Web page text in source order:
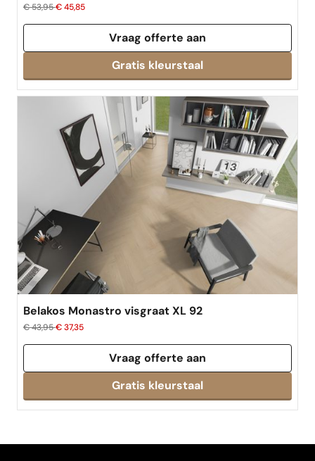
€ 53,95€ 45,85
Vraag offerte aan
Belakos Monastro visgraat XL 92
€ 43,95€ 37,35
Vraag offerte aan